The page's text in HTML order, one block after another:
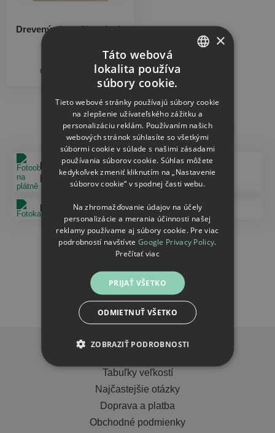
Drevený obraz Narodenie
od €
Další doporučené kategorie
Fotoobrazy na
plátně
Obrázky so
stojanom
Fotokamene Puzzle
Obrazy na dřevě
Tabuľky veľkostí
Najčastejšie otázky
Doprava a platba
Obchodné podmienky
×
Táto webová
lokalita používa
súbory cookie.
Tieto webové stránky používajú súbory cookie
na zlepšenie užívateľského zážitku a
personalizáciu reklám. Používaním našich
webových stránok súhlasíte so všetkými
súbormi cookie v súlade s našimi zásadami
používania súborov cookie. Súhlas môžete
kedykoľvek zmeniť kliknutím na „Nastavenie
súborov cookie“ v spodnej časti webu.
Na zhromažďovanie údajov na účely
personalizácie a merania účinnosti našej
reklamy používame aj súbory cookie. Pre viac
podrobností navštívte Google Privacy Policy.
Prečítať viac
PRIJAŤ VŠETKO
ODMIETNUŤ VŠETKO
ZOBRAZIŤ PODROBNOSTI